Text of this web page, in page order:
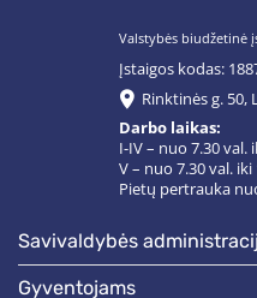
Valstybės biudžetinė
Įstaigos kodas:
Rinktinės g. 50,
Darbo laikas:
I-IV – nuo 7.30 val.
V – nuo 7.30 val. iki
Pietų pertrauka
savivaldybės
gyventojams